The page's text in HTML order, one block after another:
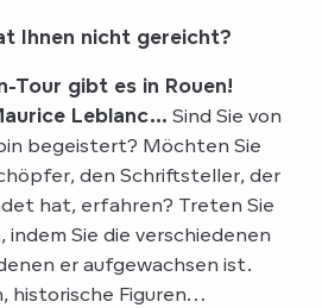
Ihnen nicht gereicht?
Tour gibt es in Rouen!
Leblanc… Sind Sie von
begeistert? Möchten Sie
den Schriftsteller, der
hat, erfahren? Treten Sie
Sie die verschiedenen
er aufgewachsen ist.
historische Figuren…